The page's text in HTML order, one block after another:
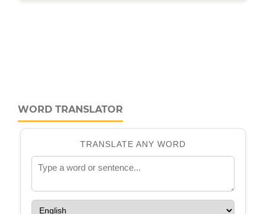
WORD TRANSLATOR